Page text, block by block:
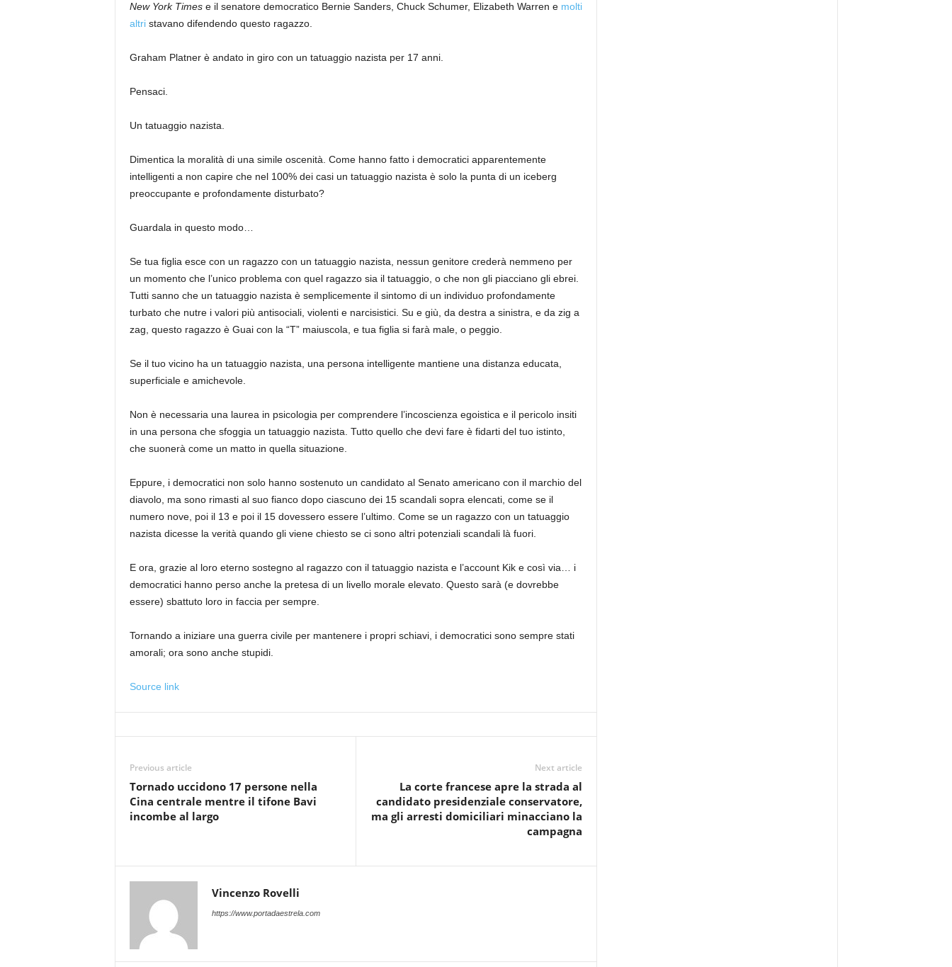
New York Timese il senatore democratico Bernie Sanders, Chuck Schumer, Elizabeth Warren e molti
altristavano difendendo questo ragazzo.
Graham Platner è andato in giro con un tatuaggio nazista per 17 anni.
Pensaci.
Un tatuaggio nazista.
Dimentica la moralità di una simile oscenità. Come hanno fatto i democratici apparentemente
intelligenti a non capire che nel 100% dei casi un tatuaggio nazista è solo la punta di un iceberg
preoccupante e profondamente disturbato?
Guardala in questo modo…
Se tua figlia esce con un ragazzo con un tatuaggio nazista, nessun genitore crederà nemmeno per
un momento che l’unico problema con quel ragazzo sia il tatuaggio, o che non gli piacciano gli ebrei.
Tutti sanno che un tatuaggio nazista è semplicemente il sintomo di un individuo profondamente
turbato che nutre i valori più antisociali, violenti e narcisistici. Su e giù, da destra a sinistra, e da zig a
zag, questo ragazzo è Guai con la “T” maiuscola, e tua figlia si farà male, o peggio.
Se il tuo vicino ha un tatuaggio nazista, una persona intelligente mantiene una distanza educata,
superficiale e amichevole.
Non è necessaria una laurea in psicologia per comprendere l’incoscienza egoistica e il pericolo insiti
in una persona che sfoggia un tatuaggio nazista. Tutto quello che devi fare è fidarti del tuo istinto,
che suonerà come un matto in quella situazione.
Eppure, i democratici non solo hanno sostenuto un candidato al Senato americano con il marchio del
diavolo, ma sono rimasti al suo fianco dopo ciascuno dei 15 scandali sopra elencati, come se il
numero nove, poi il 13 e poi il 15 dovessero essere l’ultimo. Come se un ragazzo con un tatuaggio
nazista dicesse la verità quando gli viene chiesto se ci sono altri potenziali scandali là fuori.
E ora, grazie al loro eterno sostegno al ragazzo con il tatuaggio nazista e l’account Kik e così via… i
democratici hanno perso anche la pretesa di un livello morale elevato. Questo sarà (e dovrebbe
essere) sbattuto loro in faccia per sempre.
Tornando a iniziare una guerra civile per mantenere i propri schiavi, i democratici sono sempre stati
amorali; ora sono anche stupidi.
Source link
Previous article
Tornado uccidono 17 persone nella
Cina centrale mentre il tifone Bavi
incombe al largo
Next article
La corte francese apre la strada al
candidato presidenziale conservatore,
ma gli arresti domiciliari minacciano la
campagna
Vincenzo Rovelli
https://www.portadaestrela.com